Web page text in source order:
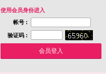
使用会员身份进入
帐号 :
验证码 :